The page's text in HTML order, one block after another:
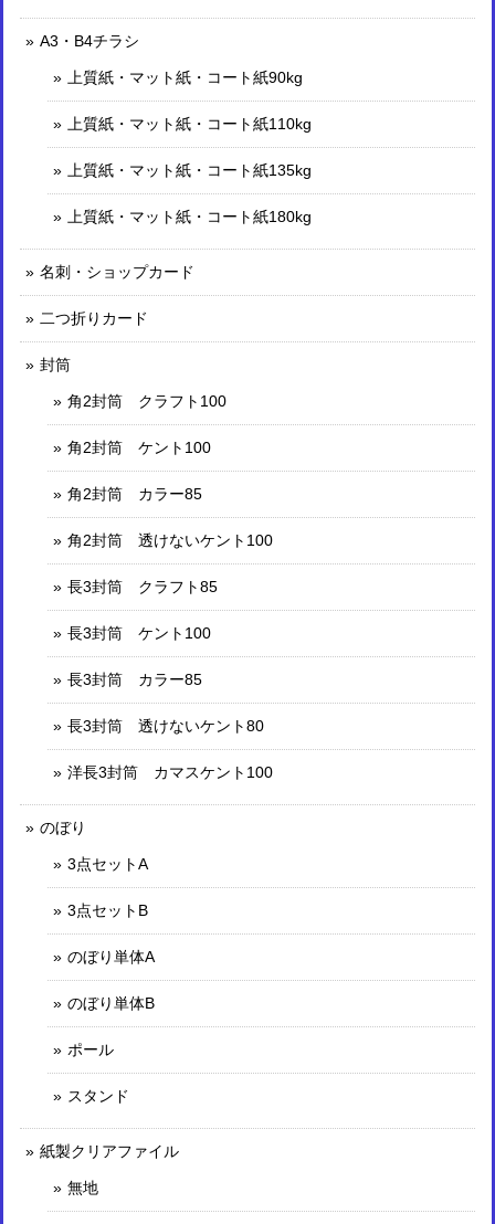
A3・B4チラシ
上質紙・マット紙・コート紙90kg
上質紙・マット紙・コート紙110kg
上質紙・マット紙・コート紙135kg
上質紙・マット紙・コート紙180kg
名刺・ショップカード
二つ折りカード
封筒
角2封筒 クラフト100
角2封筒 ケント100
角2封筒 カラー85
角2封筒 透けないケント100
長3封筒 クラフト85
長3封筒 ケント100
長3封筒 カラー85
長3封筒 透けないケント80
洋長3封筒 カマスケント100
のぼり
3点セットA
3点セットB
のぼり単体A
のぼり単体B
ポール
スタンド
紙製クリアファイル
無地